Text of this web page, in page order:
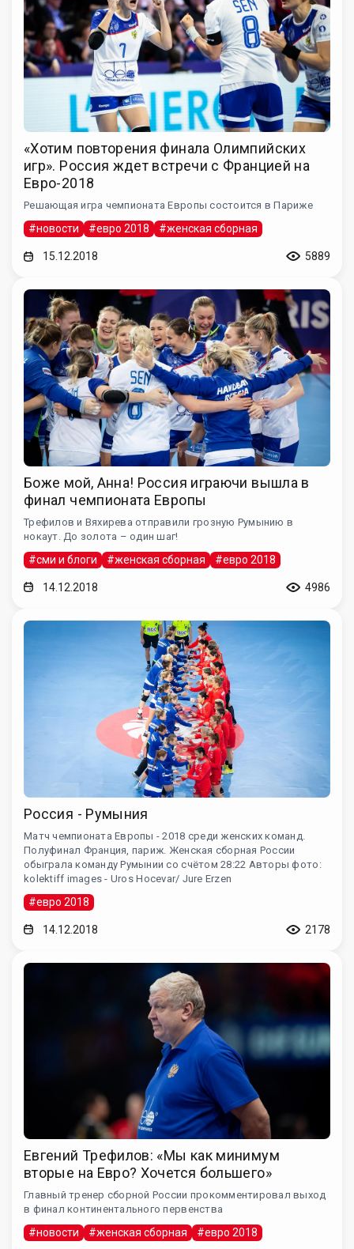
«Хотим повторения финала Олимпийских
игр». Россия ждет встречи с Францией на
Евро-2018
Решающая игра чемпионата Европы состоится в Париже
#новости #евро 2018 #женская сборная
15.12.2018 5889
Боже мой, Анна! Россия играючи вышла в
финал чемпионата Европы
Трефилов и Вяхирева отправили грозную Румынию в
нокаут. До золота – один шаг!
#сми и блоги #женская сборная #евро 2018
14.12.2018 4986
Россия - Румыния
Матч чемпионата Европы - 2018 среди женских команд.
Полуфинал Франция, париж. Женская сборная России
обыграла команду Румынии со счётом 28:22 Авторы фото:
kolektiff images - Uros Hocevar/ Jure Erzen
#евро 2018
14.12.2018 2178
Евгений Трефилов: «Мы как минимум
вторые на Евро? Хочется большего»
Главный тренер сборной России прокомментировал выход
в финал континентального первенства
#новости #женская сборная #евро 2018